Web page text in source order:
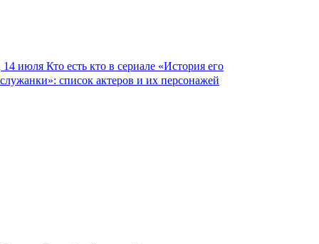
14 июля Кто есть кто в сериале «История его
служанки»: список актеров и их персонажей